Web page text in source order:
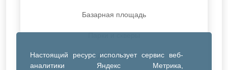
Настоящий ресурс использует сервис веб-
аналитики Яндекс Метрика,
Базарная площадь
ДК Синтез